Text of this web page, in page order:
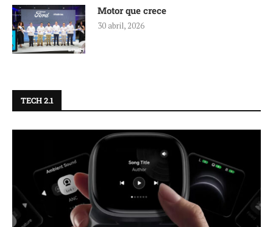
Motor que crece
30 abril, 2026
TECH 2.1